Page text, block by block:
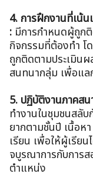
4. การฝึกงานที่เน้
: มีการกำหนดผู้ถูก
กิจกรรมที่ต้องทำ โ
ถูกติดตามประเมิน
สนทนากลุ่ม เพื่อแล
5. ปฏิบัติงานภาคส
ทำงานในชุมชนสลับ
ยากตามชั้นปี เนื้อห
เรียน เพื่อให้ผู้เรีย
จบูรณาการกับการ
ตำแหน่ง